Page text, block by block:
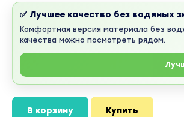
✅ Лучшее качество без водяных
Комфортная версия материала без
качества можно посмотреть рядом.
В корзину Купить